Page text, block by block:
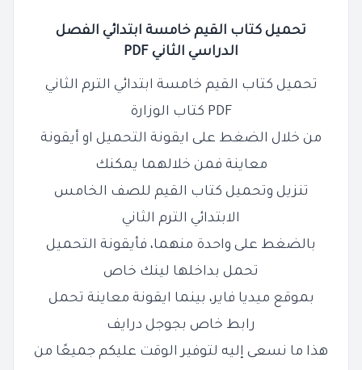
تحميل كتاب القيم خامسة ابتدائي الفصل
الدراسي الثاني PDF
تحميل كتاب القيم خامسة ابتدائي الترم الثاني
PDF كتاب الوزارة
من خلال الضغط على ايقونة التحميل او أيقونة
معاينة فمن خلالهما يمكنك
تنزيل وتحميل كتاب القيم للصف الخامس
الابتدائي الترم الثاني
بالضغط على واحدة منهما، فأيقونة التحميل
تحمل بداخلها لينك خاص
بموقع ميديا فاير، بينما ايقونة معاينة تحمل
رابط خاص بجوجل درايف
هذا ما نسعى إليه لتوفير الوقت عليكم جميعًا من